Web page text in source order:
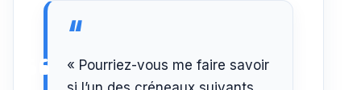
« Pourriez-vous me faire savoir